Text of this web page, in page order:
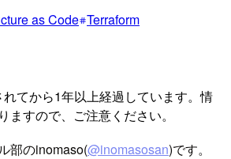
as Code Terraform
てから1年以上経過しています。情
ますので、ご注意ください。
部のinomaso(@inomasosan)です。